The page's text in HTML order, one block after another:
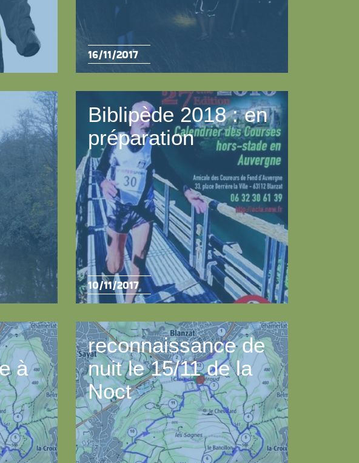
16/11/2017
Biblipède 2018 : en
préparation
10/11/2017
à
reconnaissance de
nuit le 15/11 de la
Noct